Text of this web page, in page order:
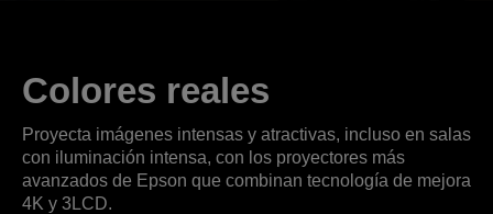
Colores reales
Proyecta imágenes intensas y atractivas, incluso en salas
con iluminación intensa, con los proyectores más
avanzados de Epson que combinan tecnología de mejora
4K y 3LCD.